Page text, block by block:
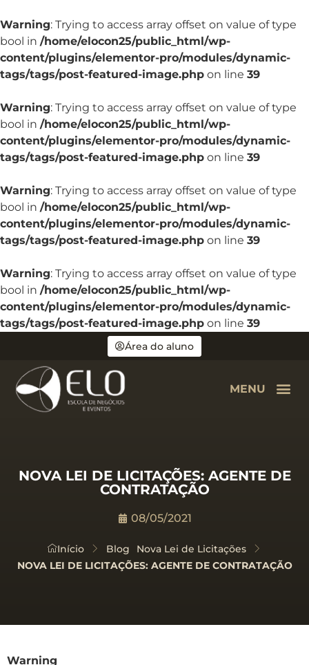
Warning: Trying to access array offset on value of type
bool in /home/elocon25/public_html/wp-
content/plugins/elementor-pro/modules/dynamic-
tags/tags/post-featured-image.php on line 39
Warning: Trying to access array offset on value of type
bool in /home/elocon25/public_html/wp-
content/plugins/elementor-pro/modules/dynamic-
tags/tags/post-featured-image.php on line 39
Warning: Trying to access array offset on value of type
bool in /home/elocon25/public_html/wp-
content/plugins/elementor-pro/modules/dynamic-
tags/tags/post-featured-image.php on line 39
Warning: Trying to access array offset on value of type
bool in /home/elocon25/public_html/wp-
content/plugins/elementor-pro/modules/dynamic-
tags/tags/post-featured-image.php on line 39
Área do aluno
MENU
NOVA LEI DE LICITAÇÕES: AGENTE DE
CONTRATAÇÃO
08/05/2021
Início Blog
Nova Lei de Licitações
NOVA LEI DE LICITAÇÕES: AGENTE DE CONTRATAÇÃO
Warning